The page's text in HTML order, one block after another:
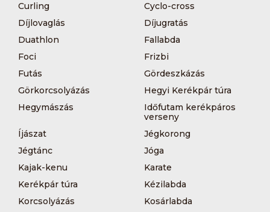
Curling
Cyclo-cross
Díjlovaglás
Díjugratás
Duathlon
Fallabda
Foci
Frizbi
Futás
Gördeszkázás
Görkorcsolyázás
Hegyi Kerékpár túra
Hegymászás
Időfutam kerékpáros
verseny
Íjászat
Jégkorong
Jégtánc
Jóga
Kajak-kenu
Karate
Kerékpár túra
Kézilabda
Korcsolyázás
Kosárlabda